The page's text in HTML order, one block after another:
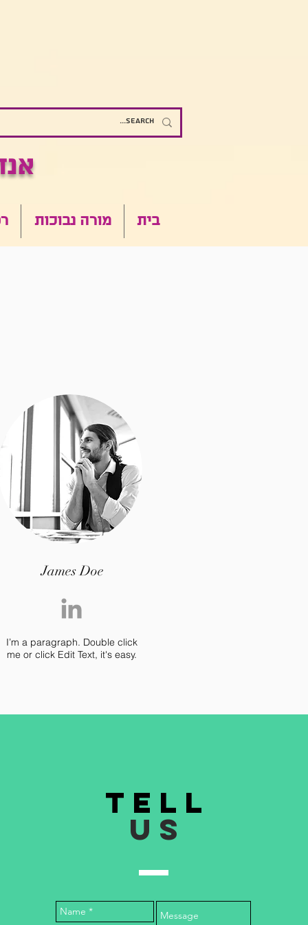
אנדומטריוזיס - כל מה שרצית לדעת
מורה נבוכות בית
James Doe
I’m a paragraph. Double click
me or click Edit Text, it's easy.
TELL
US